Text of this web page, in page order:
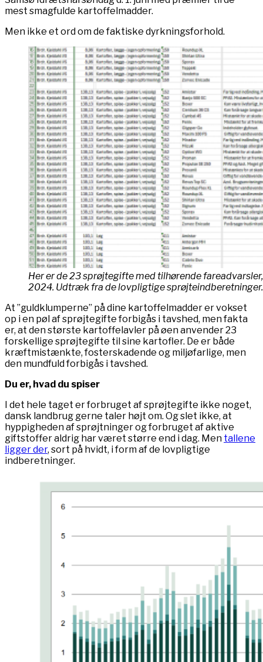
mest smagfulde kartoffelmadder.
Men ikke et ord om de faktiske dyrkningsforhold.
Her er de 23 sprøjtegifte med tilhørende
2024. Udtræk fra de lovpligtige sprøjteindberetninger.
At ”guldklumperne” på dine kartoffelmadder er vokset
op i en pøl af sprøjtegifte forbigås i tavshed, men fakta
er, at den største kartoffelavler på øen anvender 23
forskellige sprøjtegifte til sine kartofler. De er både
kræftmistænkte, fosterskadende og miljøfarlige, men
den mundfuld forbigås i tavshed.
Du er, hvad du spiser
I det hele taget er forbruget af sprøjtegifte ikke noget,
dansk landbrug gerne taler højt om. Og slet ikke, at
hyppigheden af sprøjtninger og forbruget af aktive
giftstoffer aldrig har været større end i dag. Men tallene
ligger der, sort på hvidt, i form af de lovpligtige
indberetninger.